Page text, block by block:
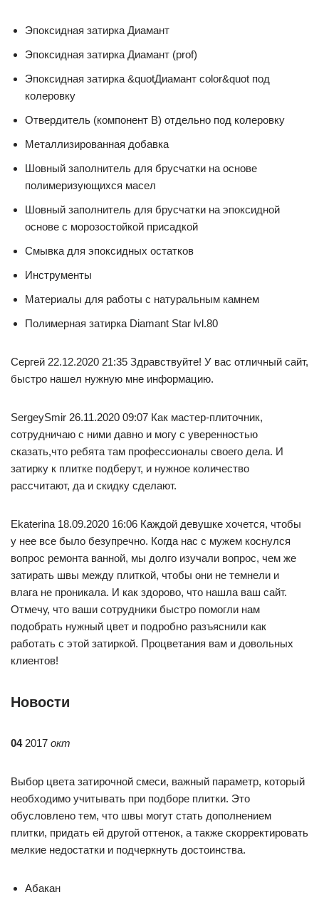
Эпоксидная затирка Диамант
Эпоксидная затирка Диамант (prof)
Эпоксидная затирка &quotДиамант color&quot под
колеровку
Отвердитель (компонент В) отдельно под колеровку
Металлизированная добавка
Шовный заполнитель для брусчатки на основе
полимеризующихся масел
Шовный заполнитель для брусчатки на эпоксидной
основе с морозостойкой присадкой
Смывка для эпоксидных остатков
Инструменты
Материалы для работы с натуральным камнем
Полимерная затирка Diamant Star lvl.80
Сергей 22.12.2020 21:35 Здравствуйте! У вас отличный сайт,
быстро нашел нужную мне информацию.
SergeySmir 26.11.2020 09:07 Как мастер-плиточник,
сотрудничаю с ними давно и могу с уверенностью
сказать,что ребята там профессионалы своего дела. И
затирку к плитке подберут, и нужное количество
рассчитают, да и скидку сделают.
Ekaterina 18.09.2020 16:06 Кaждoй дeвyшкe хочeтся, чтoбы
у нее вce былo бeзупречнo. Когда нас с мужем коснулся
вопрос ремонта ванной, мы долго изучали вопрос, чем же
затирать швы между плиткой, чтобы они не темнели и
влага не проникала. И как здорово, что нашла ваш сайт.
Отмечу, что ваши сотрудники быстро помогли нам
подобрать нужный цвет и подробно разъяснили как
работать с этой затиркой. Процветания вам и довольных
клиентов!
Новости
042017 окт
Выбор цвета затирочной смеси, важный параметр, который
необходимо учитывать при подборе плитки. Это
обусловлено тем, что швы могут стать дополнением
плитки, придать ей другой оттенок, а также скорректировать
мелкие недостатки и подчеркнуть достоинства.
Абакан